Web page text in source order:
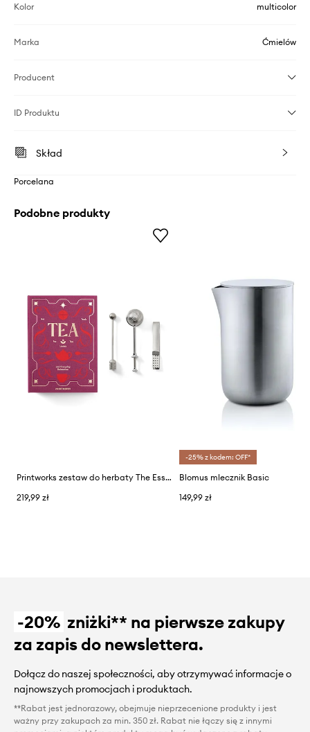
Kolor multicolor
Marka Ćmielów
Producent
ID Produktu
Skład
Porcelana
Podobne produkty
Printworks zestaw do herbaty The Essentials 3-pack
219,99 zł
-25% z kodem: OFF*
Blomus mlecznik Basic
149,99 zł
-20% zniżki** na pierwsze zakupy
za zapis do newslettera.
Dołącz do naszej społeczności, aby otrzymywać informacje o
najnowszych promocjach i produktach.
**Rabat jest jednorazowy, obejmuje nieprzecenione produkty i jest
ważny przy zakupach za min. 350 zł. Rabat nie łączy się z innymi